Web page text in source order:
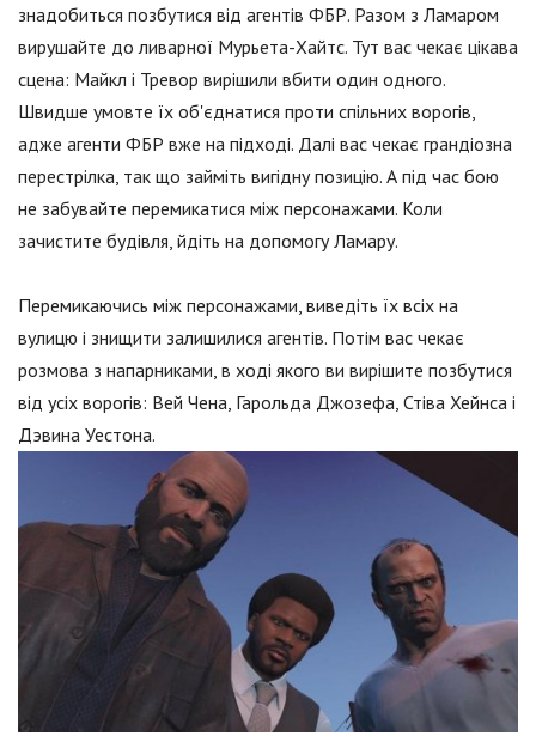
знадобиться позбутися від агентів ФБР. Разом з Ламаром
вирушайте до ливарної Мурьета-Хайтс. Тут вас чекає цікава
сцена: Майкл і Тревор вирішили вбити один одного.
Швидше умовте їх об'єднатися проти спільних ворогів,
адже агенти ФБР вже на підході. Далі вас чекає грандіозна
перестрілка, так що займіть вигідну позицію. А під час бою
не забувайте перемикатися між персонажами. Коли
зачистите будівля, йдіть на допомогу Ламару.
Перемикаючись між персонажами, виведіть їх всіх на
вулицю і знищити залишилися агентів. Потім вас чекає
розмова з напарниками, в ході якого ви вирішите позбутися
від усіх ворогів: Вей Чена, Гарольда Джозефа, Стіва Хейнса і
Дэвина Уестона.